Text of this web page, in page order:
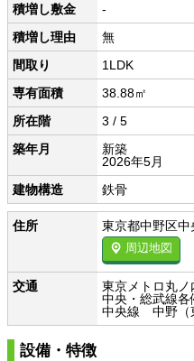
積増し敷金
-
積増し理由
無
間取り
1LDK
専有面積
38.88㎡
所在階
3 / 5
築年月
新築
2026年5月
建物構造
鉄骨
住所 東京都中野区中
周辺地図
交通
東京メトロ丸
中央・総武線
中央線 中野（
設備・特徴